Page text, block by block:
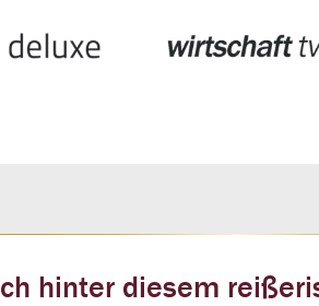
hinter diesem